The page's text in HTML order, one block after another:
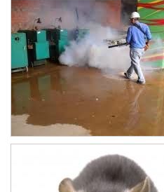
Xe đẩy làm vệ sinh Sài Gòn